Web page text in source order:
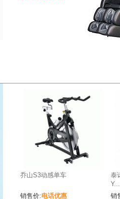
乔山S3动感单车
销售价:电话优惠
泰
Y...
销